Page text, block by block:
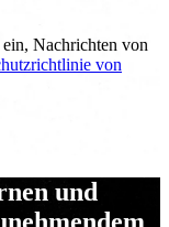
Nachrichten von
von
und